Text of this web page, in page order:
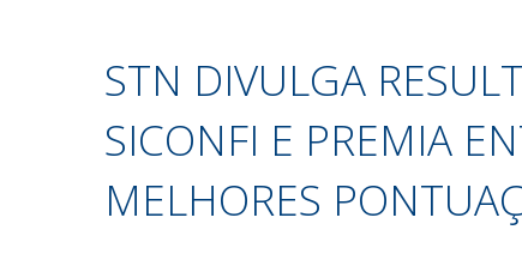
STN DIVULGA
SICONFI E PREMIA
MELHORES